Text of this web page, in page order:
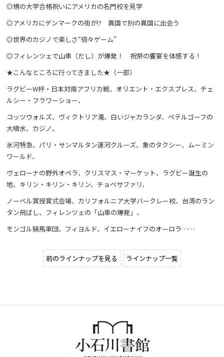
◎甥の大学合格祝いにアメリカの名門校を見学
◎アメリカにデンマークの街が!? 異国で別の異国に出会う
◎世界のカジノで楽しさ“倍々ゲーム”
◎フィレンツェで山車（だし）が爆発！ 祝祭の饗宴を体感する！
★こんなところに行ってきました★（一部）
ラグビーW杯・日本対南アフリカ戦、オリエント・エクスプレス、チェ
ルシー・フラワーショー、
コッツウォルズ、ヴィクトリア滝、白いジャカランダ、ペテルゴーフの
大噴水、カジノ、
氷河特急、パリ・サンマルタン運河クルーズ、象のタクシー、ムーミン
ワールド、
ヴェローナの野外オペラ、クリスマス・マーケット、ラグビー誕生の
地、キリン・キリン・キリン、チョベサファリ、
ノーベル賞授賞式会場、カリフォルニア大学バークレー校、台湾のラン
タン飛ばし、フィレンツェの「山車の爆発」、
モンゴル騎馬軍団、フィヨルド、イエローナイフのオーロラ……
前のラインナップを見る ラインナップ一覧